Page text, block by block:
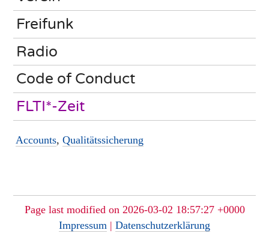
Freifunk
Radio
Code of Conduct
FLTI*-Zeit
Accounts, Qualitätssicherung
Page last modified on 2026-03-02 18:57:27 +0000
Impressum | Datenschutzerklärung